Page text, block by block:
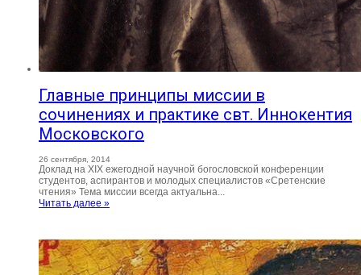
Главные принципы миссии в
сочинениях и практике свт. Иннокентия
Московского
26 сентября, 2014
Доклад на XIX ежегодной научной богословской конференции
студентов, аспирантов и молодых специалистов «Сретенские
чтения» Тема миссии всегда актуальна...
Читать далее »